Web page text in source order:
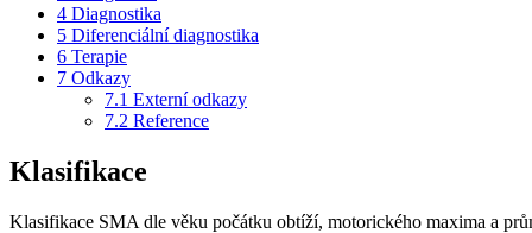
4 Diagnostika
5 Diferenciální diagnostika
6 Terapie
7 Odkazy
7.1 Externí odkazy
7.2 Reference
Klasifikace
Klasifikace SMA dle věku počátku obtíží, motorického maxima a